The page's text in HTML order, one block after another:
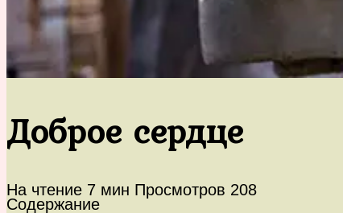
Доброе сердце
На чтение 7 мин Просмотров 208
Содержание